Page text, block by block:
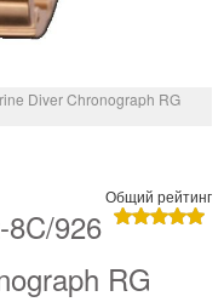
Diver Chronograph RG
Общий рейтинг
8C/926
RG